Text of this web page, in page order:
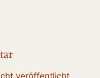
veröffentlicht.